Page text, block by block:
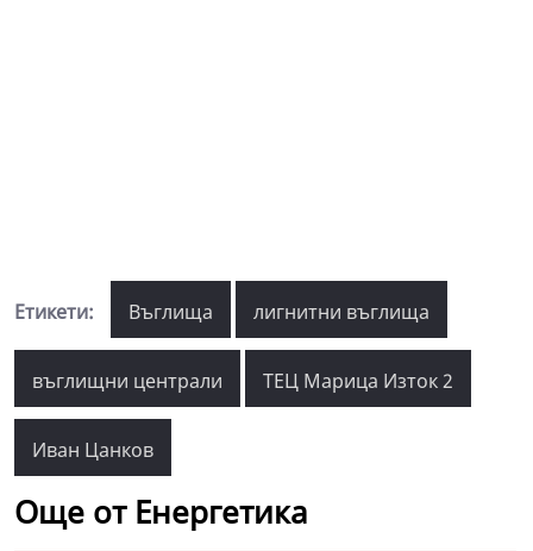
Етикети: Въглища лигнитни въглища
въглищни централи ТЕЦ Марица Изток 2
Иван Цанков
Още от Енергетика